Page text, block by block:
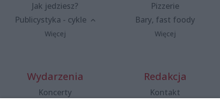
Jak jedziesz?
Publicystyka - cykle
Więcej
Pizzerie
Bary, fast foody
Więcej
Wydarzenia
Koncerty
Redakcja
Kontakt